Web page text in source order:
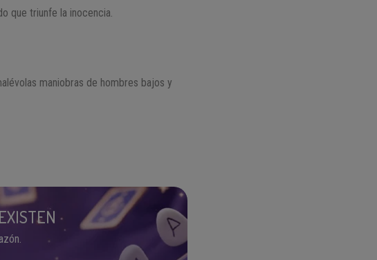
que triunfe la inocencia.
maniobras de hombres bajos y